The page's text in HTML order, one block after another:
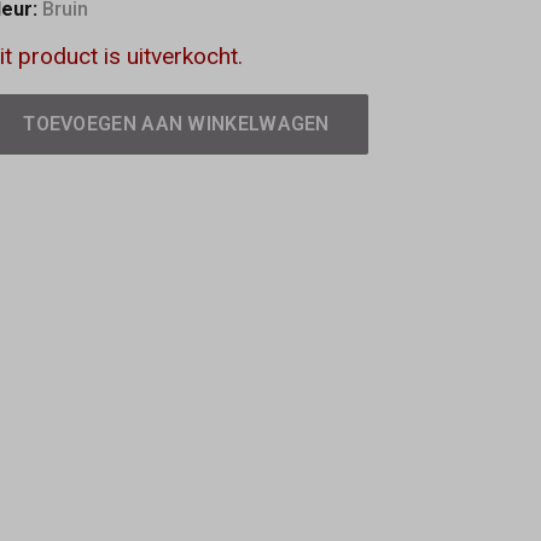
Bruin
product is uitverkocht.
TOEVOEGEN AAN WINKELWAGEN